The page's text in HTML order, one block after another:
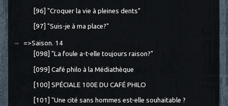
[96] "Croquer la vie à pleines dents"
[97] "Suis-je à ma place?"
=>Saison. 14
[098] "La foule a-t-elle toujours raison?"
[099] Café philo à la Médiathèque
[100] SPÉCIALE 100E DU CAFÉ PHILO
[101] "Une cité sans hommes est-elle souhaitable ?